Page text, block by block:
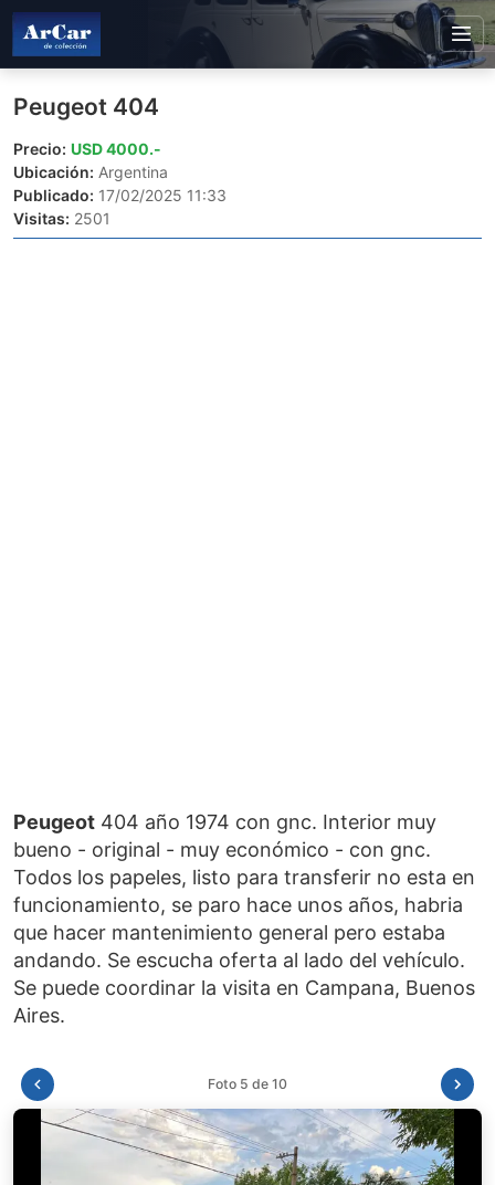
Peugeot 404
Precio: USD 4000.-
Ubicación: Argentina
Publicado: 17/02/2025 11:33
Visitas: 2501
Peugeot 404 año 1974 con gnc. Interior muy
bueno - original - muy económico - con gnc.
Todos los papeles, listo para transferir no esta en
funcionamiento, se paro hace unos años, habria
que hacer mantenimiento general pero estaba
andando. Se escucha oferta al lado del vehículo.
Se puede coordinar la visita en Campana, Buenos
Foto 6 de 10